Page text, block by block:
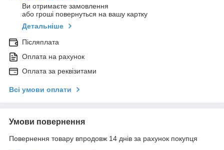
Ви отримаєте замовлення
або гроші повернуться на вашу картку
Детальніше
Післяплата
Оплата на рахунок
Оплата за реквізитами
Всі умови оплати
Умови повернення
Повернення товару впродовж 14 днів за рахунок покупця